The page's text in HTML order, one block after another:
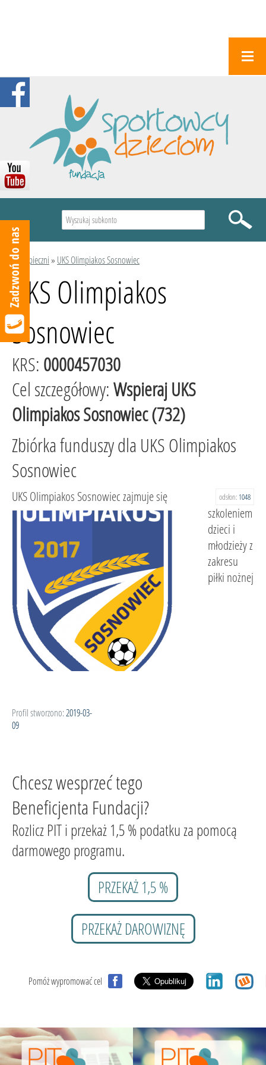
Podopieczni» UKS Olimpiakos Sosnowiec
UKS Olimpiakos
Sosnowiec
KRS: 0000457030
Cel szczegółowy:Wspieraj UKS
Olimpiakos Sosnowiec (732)
Zbiórka funduszy dla UKS Olimpiakos
Sosnowiec
odsłon: 1048
UKS Olimpiakos Sosnowiec zajmuje się
szkoleniem
dzieci i
młodzieży z
zakresu
piłki nożnej
Profil stworzono: 2019-03-
09
Chcesz wesprzeć tego
Beneficjenta Fundacji?
Rozlicz PIT i przekaż 1,5 % podatku za pomocą
darmowego programu.
PRZEKAŻ 1,5 %
PRZEKAŻ DAROWIZNĘ
Pomóż wypromować cel